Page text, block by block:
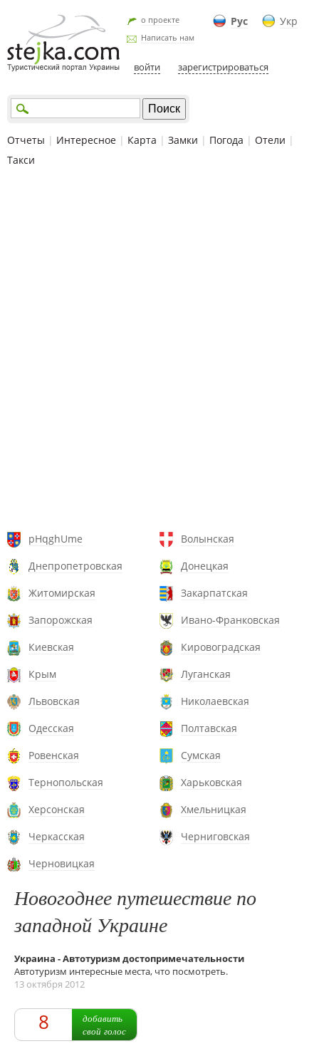
Рус Укр
о проекте
Написать нам
войти зарегистрироваться
Отчеты | Интересное | Карта | Замки | Погода | Отели |
Такси
pHqghUme
Волынская
Днепропетровская
Донецкая
Житомирская
Закарпатская
Запорожская
Ивано-Франковская
Киевская
Кировоградская
Крым
Луганская
Львовская
Николаевская
Одесская
Полтавская
Ровенская
Сумская
Тернопольская
Харьковская
Херсонская
Хмельницкая
Черкасская
Черниговская
Черновицкая
Новогоднее путешествие по
западной Украине
Украина - Автотуризм достопримечательности
Автотуризм интересные места, что посмотреть.
13 октября 2012
8
добавить
свой голос